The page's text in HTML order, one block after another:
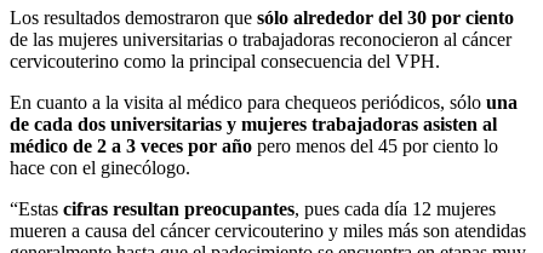
Los resultados demostraron que sólo alrededor del 30 por ciento
de las mujeres universitarias o trabajadoras reconocieron al cáncer
cervicouterino como la principal consecuencia del VPH.
En cuanto a la visita al médico para chequeos periódicos, sólo una
de cada dos universitarias y mujeres trabajadoras asisten al
médico de 2 a 3 veces por año pero menos del 45 por ciento lo
hace con el ginecólogo.
“Estas cifras resultan preocupantes, pues cada día 12 mujeres
mueren a causa del cáncer cervicouterino y miles más son atendidas